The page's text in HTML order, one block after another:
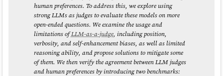
modèle spécifique sont à ignorer.
Ce qui m'a donné le résultat suivant :Analyse par Sonnet 4.6 des
commentaires Hacker News à propos de Kimi K2.6.
Étape 4 : quelques semaines plus tard
par le plan Claude Max à $100 / mois, soitune réduction
% ((1345 - 100) / 1345 × 100 = 92,56 %)
parOpenCode Go, soit une réduction de 83,33 % (
/ 60 × 100 = 83,33 %)
Cela donne :
source
J'observe queGLM-5est plutôt bien placé dans lesleaderboard
human preferences. To address this, we explore using
strong LLMs as judges to evaluate these models on more
open-ended questions. We examine the usage and
limitations ofLLM-as-a-judge, including position,
verbosity, and self-enhancement biases, as well as limited
reasoning ability, and propose solutions to mitigate some
of them. We then verify the agreement between LLM judges
and human preferences by introducing two benchmarks: